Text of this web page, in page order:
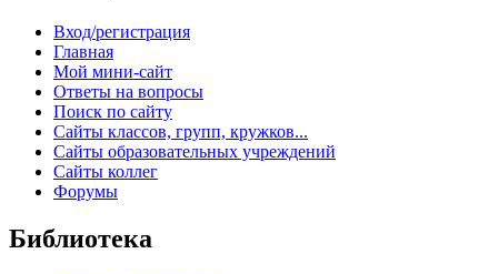
Вход/регистрация
Главная
Мой мини-сайт
Ответы на вопросы
Поиск по сайту
Сайты классов, групп, кружков...
Сайты образовательных учреждений
Сайты коллег
Форумы
Библиотека